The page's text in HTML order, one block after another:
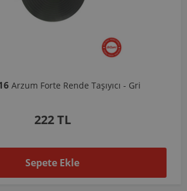
Shake'N Take Doğrayıcı Hazne 570 Ml-Koyu Gri
1.037 TL
Sepete Ekle